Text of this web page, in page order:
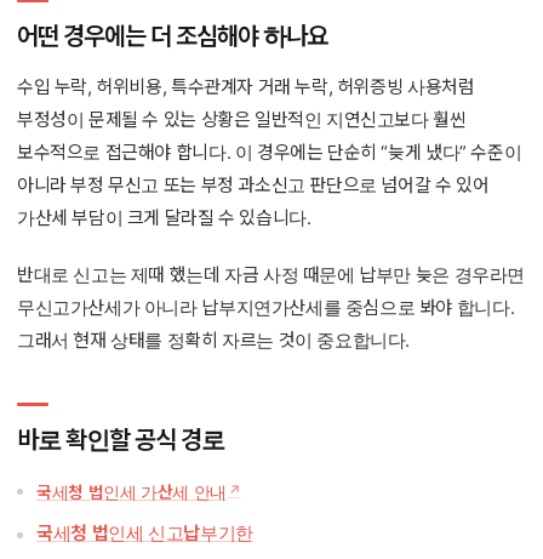
어떤 경우에는 더 조심해야 하나요
수입 누락, 허위비용, 특수관계자 거래 누락, 허위증빙 사용처럼
부정성이 문제될 수 있는 상황은 일반적인 지연신고보다 훨씬
보수적으로 접근해야 합니다. 이 경우에는 단순히 “늦게 냈다” 수준이
아니라 부정 무신고 또는 부정 과소신고 판단으로 넘어갈 수 있어
가산세 부담이 크게 달라질 수 있습니다.
반대로 신고는 제때 했는데 자금 사정 때문에 납부만 늦은 경우라면
무신고가산세가 아니라 납부지연가산세를 중심으로 봐야 합니다.
그래서 현재 상태를 정확히 자르는 것이 중요합니다.
바로 확인할 공식 경로
국세청 법인세 가산세 안내
국세청 법인세 신고납부기한